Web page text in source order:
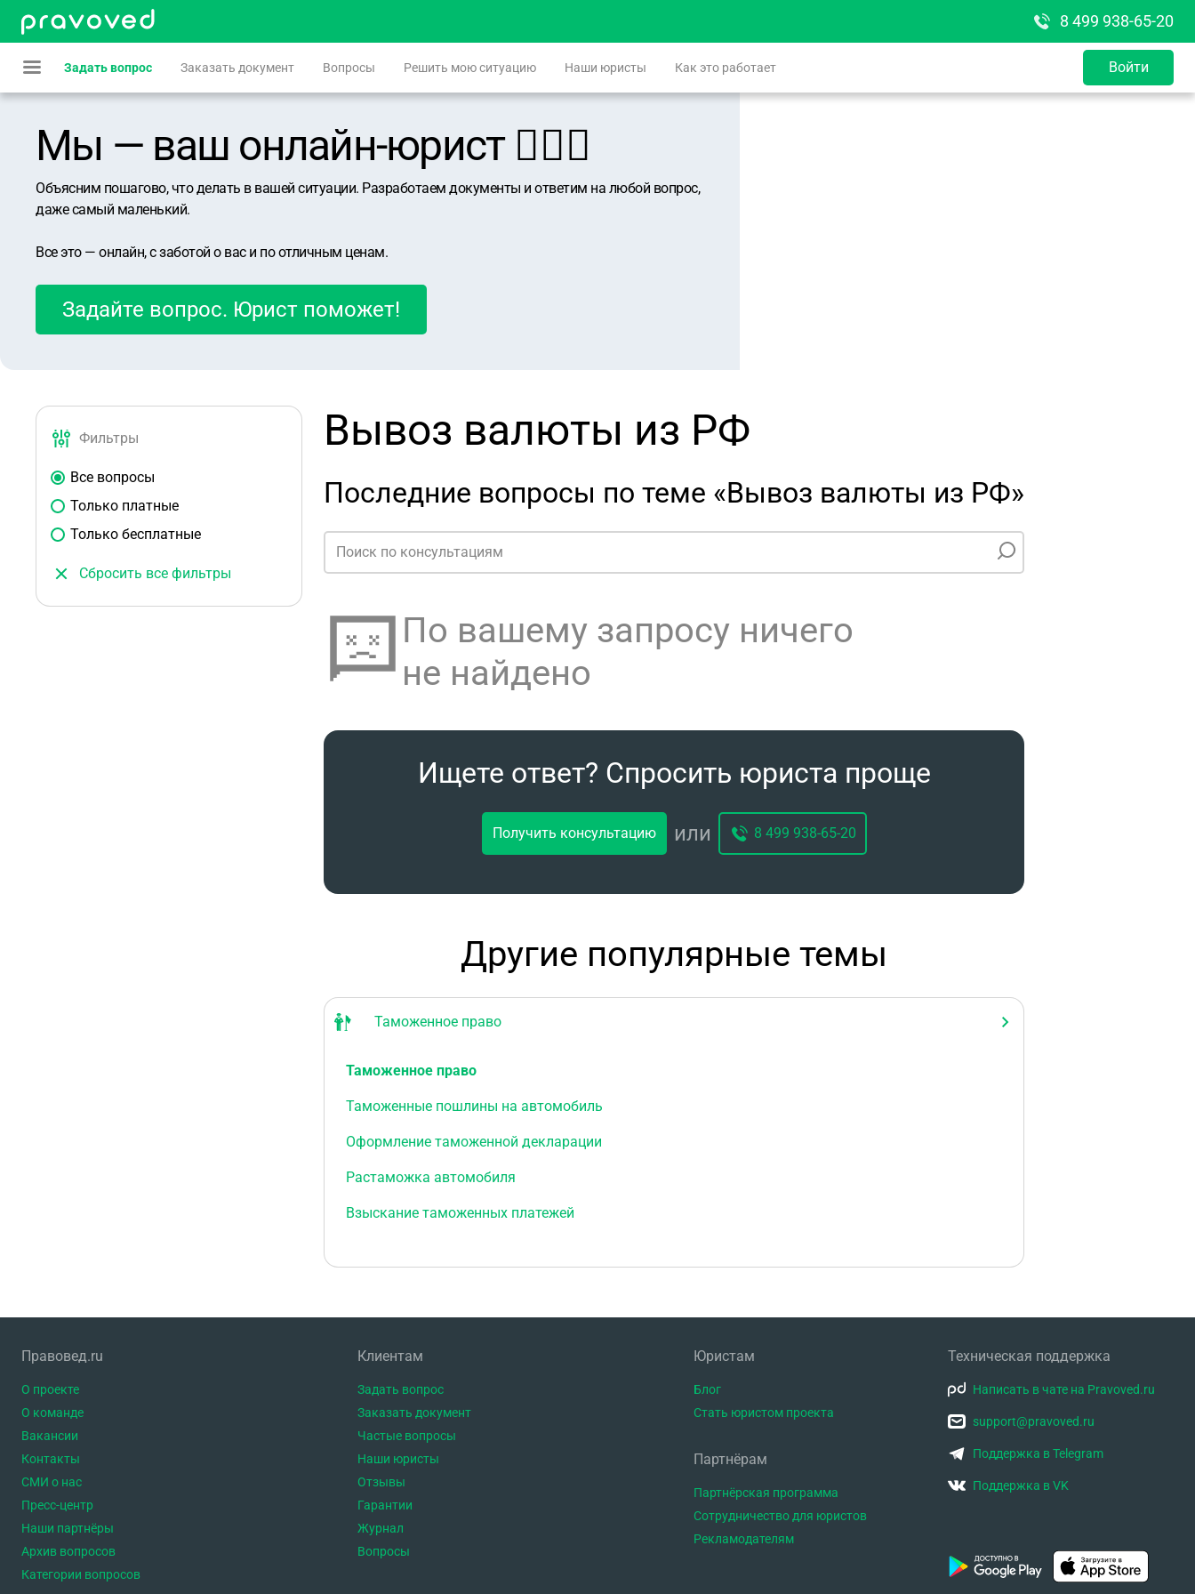
8 499 938-65-20
Задать вопрос Заказать документ Вопросы Решить мою ситуацию Наши юристы Как это работает Войти
Мы — ваш онлайн-юрист 👨🏻‍⚖️
Объясним пошагово, что делать в вашей ситуации. Разработаем документы и ответим на любой вопрос,
даже самый маленький.
Все это — онлайн, с заботой о вас и по отличным ценам.
Задайте вопрос. Юрист поможет!
Фильтры
Все вопросы
Только платные
Только бесплатные
Сбросить все фильтры
Вывоз валюты из РФ
Последние вопросы по теме «Вывоз валюты из РФ»
По вашему запросу ничего
не найдено
Ищете ответ? Спросить юриста проще
Получить консультацию или 8 499 938-65-20
Другие популярные темы
Таможенное право
Таможенное право
Таможенные пошлины на автомобиль
Оформление таможенной декларации
Растаможка автомобиля
Взыскание таможенных платежей
Правовед.ru
О проекте
О команде
Вакансии
Контакты
СМИ о нас
Пресс-центр
Наши партнёры
Архив вопросов
Категории вопросов
Клиентам
Задать вопрос
Заказать документ
Частые вопросы
Наши юристы
Отзывы
Гарантии
Журнал
Вопросы
Юристам
Блог
Стать юристом проекта
Партнёрам
Партнёрская программа
Сотрудничество для юристов
Рекламодателям
Техническая поддержка
Написать в чате на Pravoved.ru
support@pravoved.ru
Поддержка в Telegram
Поддержка в VK